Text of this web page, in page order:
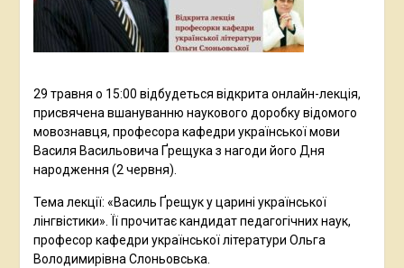
29 травня о 15:00 відбудеться відкрита онлайн-лекція,
присвячена вшануванню наукового доробку відомого
мовознавця, професора кафедри української мови
Василя Васильовича Ґрещука з нагоди його Дня
народження (2 червня).
Тема лекції: «Василь Ґрещук у царині української
лінгвістики». Її прочитає кандидат педагогічних наук,
професор кафедри української літератури Ольга
Володимирівна Слоньовська.